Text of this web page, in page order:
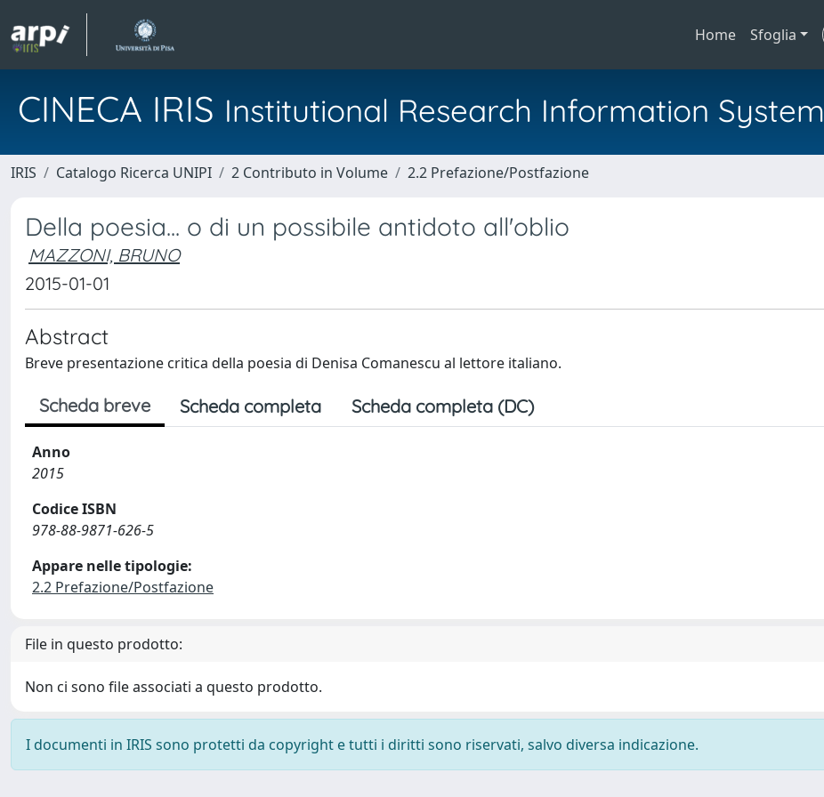
Home Sfoglia
CINECA IRIS Institutional Research Information System
IRIS Catalogo Ricerca UNIPI 2 Contributo in Volume 2.2 Prefazione/Postfazione
Della poesia... o di un possibile antidoto all'oblio
MAZZONI, BRUNO
2015-01-01
Abstract
Breve presentazione critica della poesia di Denisa Comanescu al lettore italiano.
Scheda breve Scheda completa Scheda completa (DC)
Anno
2015
Codice ISBN
978-88-9871-626-5
Appare nelle tipologie:
2.2 Prefazione/Postfazione
File in questo prodotto:
Non ci sono file associati a questo prodotto.
I documenti in IRIS sono protetti da copyright e tutti i diritti sono riservati, salvo diversa indicazione.